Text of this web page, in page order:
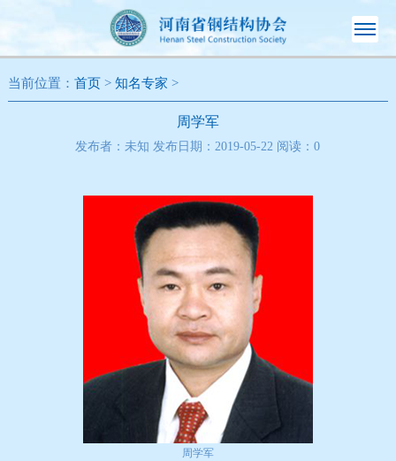
当前位置： 首页> 知名专家 >
周学军
发布者：未知 发布日期：2019-05-22 阅读：0
周学军